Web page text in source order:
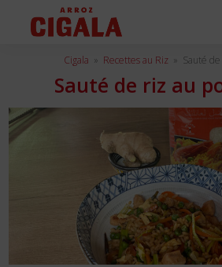
Cigala » Recettes au Riz » Sauté
Sauté de riz au